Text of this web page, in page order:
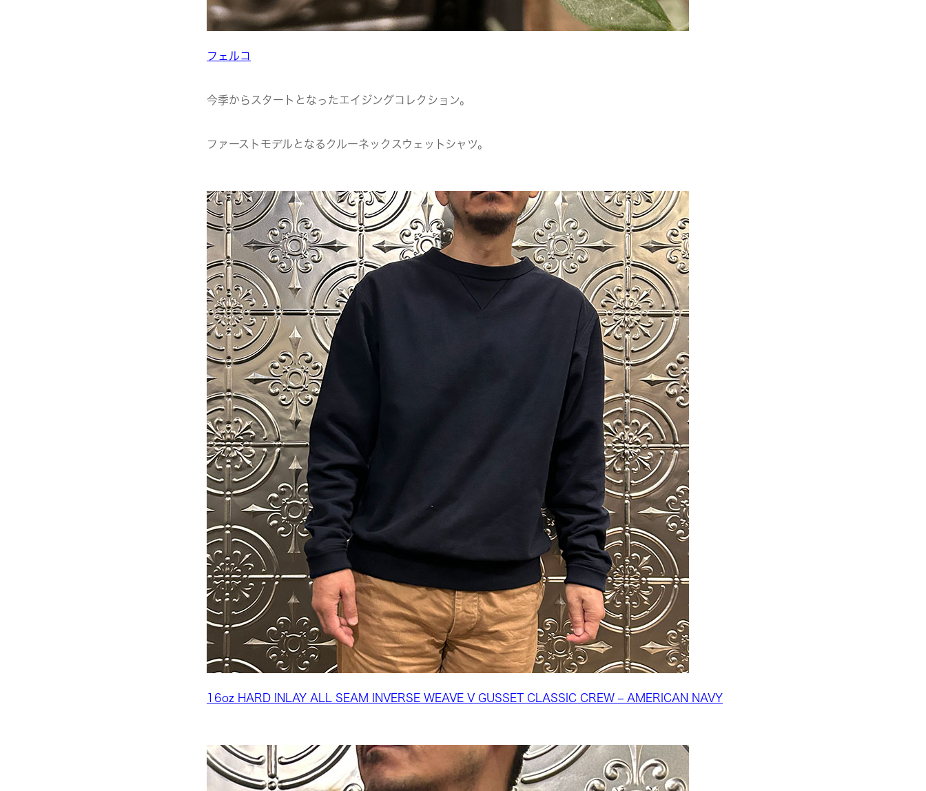
フェルコ
今季からスタートとなったエイジングコレクション。
ファーストモデルとなるクルーネックスウェットシャツ。
16oz HARD INLAY ALL SEAM INVERSE WEAVE V GUSSET CLASSIC CREW – AMERICAN NAVY